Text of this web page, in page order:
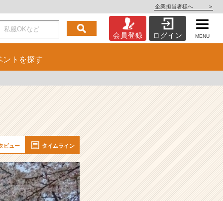
企業担当者様へ >
会員登録 ログイン MENU
ント を探す
ビュー タイムライン